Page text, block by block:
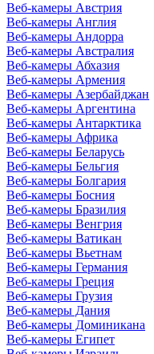
Веб-камеры Австрия
Веб-камеры Англия
Веб-камеры Андорра
Веб-камеры Австралия
Веб-камеры Абхазия
Веб-камеры Армения
Веб-камеры Азербайджан
Веб-камеры Аргентина
Веб-камеры Антарктика
Веб-камеры Африка
Веб-камеры Беларусь
Веб-камеры Бельгия
Веб-камеры Болгария
Веб-камеры Босния
Веб-камеры Бразилия
Веб-камеры Венгрия
Веб-камеры Ватикан
Веб-камеры Вьетнам
Веб-камеры Германия
Веб-камеры Греция
Веб-камеры Грузия
Веб-камеры Дания
Веб-камеры Доминикана
Веб-камеры Египет